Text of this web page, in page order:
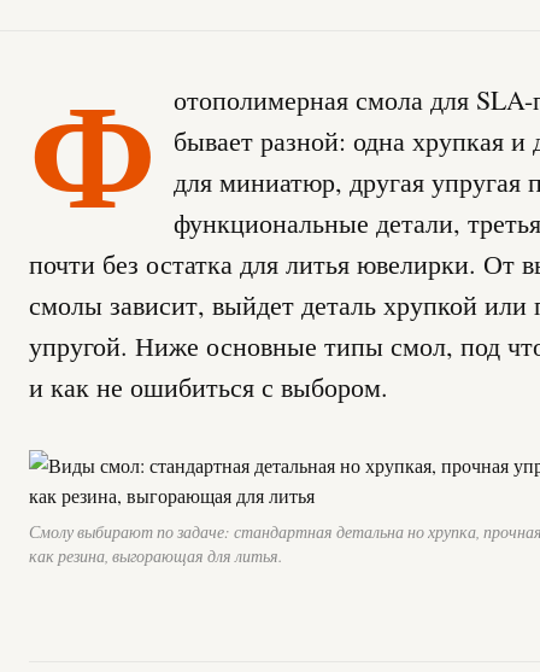
Ф
отополимерная смола для SLA-
бывает разной: одна хрупкая и
для миниатюр, другая упругая
функциональные детали,
почти без остатка для литья ювелирки. От
смолы зависит, выйдет деталь хрупкой или
упругой. Ниже основные типы смол, под
и как не ошибиться с выбором.
Смолу выбирают по задаче: стандартная детальна но хрупка,
как резина, выгорающая для литья.